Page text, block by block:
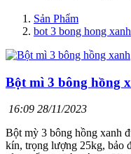
Sản Phẩm
bot 3 bong hong xanh
Bột mì 3 bông hồng
16:09 28/11/2023
Bột mỳ 3 bông hồng xanh
kín, trọng lượng 25kg, bảo